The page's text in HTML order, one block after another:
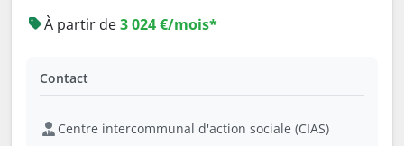
À partir de3 024 €/mois*
Contact
Centre intercommunal d'action sociale (CIAS)